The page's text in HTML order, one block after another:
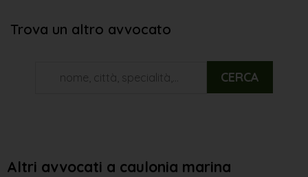
Trova un altro avvocato
CERCA
Altri avvocati a caulonia marina